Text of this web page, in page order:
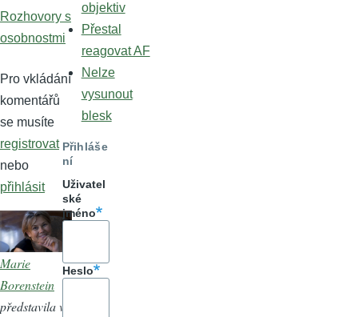
Rozhovory s
osobnostmi
Pro vkládání
komentářů
se musíte
registrovat
nebo
přihlásit
Marie
Borenstein
představila v
objektiv
Přestal
reagovat AF
Nelze
vysunout
blesk
Přihláše
ní
Uživatel
ské
jméno
Heslo